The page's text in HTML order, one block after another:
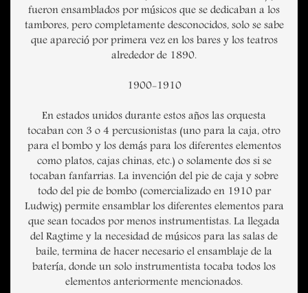
fueron ensamblados por músicos que se dedicaban a los
tambores, pero completamente desconocidos, solo se sabe
que apareció por primera vez en los bares y los teatros
alrededor de 1890.
1900-1910
En estados unidos durante estos años las orquesta
tocaban con 3 o 4 percusionistas (uno para la caja, otro
para el bombo y los demás para los diferentes elementos
como platos, cajas chinas, etc.) o solamente dos si se
tocaban fanfarrias. La invención del pie de caja y sobre
todo del pie de bombo (comercializado en 1910 par
Ludwig) permite ensamblar los diferentes elementos para
que sean tocados por menos instrumentistas. La llegada
del Ragtime y la necesidad de músicos para las salas de
baile, termina de hacer necesario el ensamblaje de la
batería, donde un solo instrumentista tocaba todos los
elementos anteriormente mencionados.